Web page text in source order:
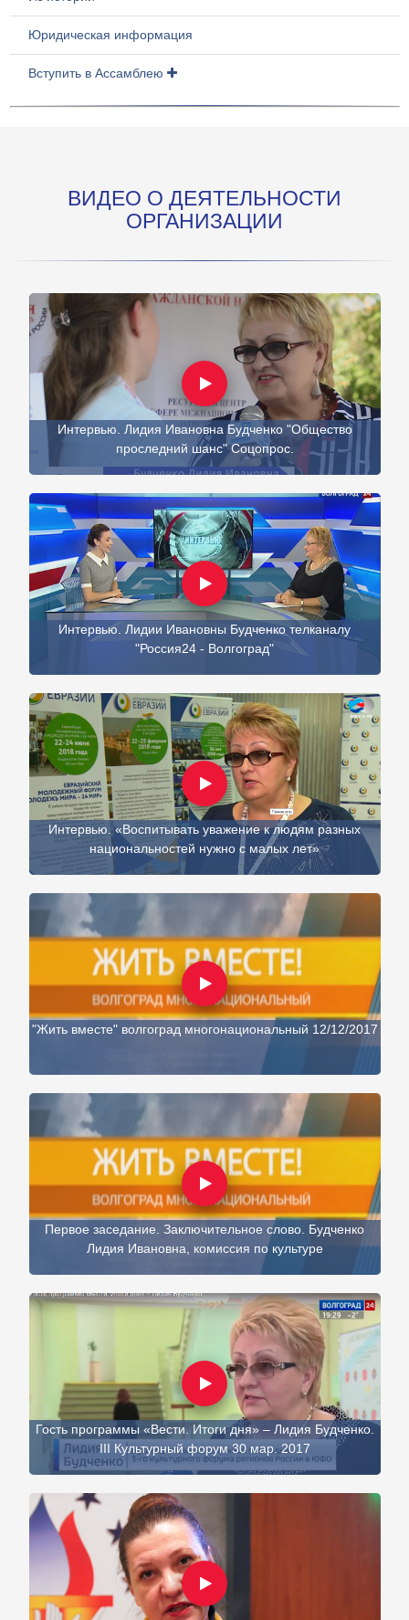
Юридическая информация
Вступить в Ассамблею
ВИДЕО О ДЕЯТЕЛЬНОСТИ
ОРГАНИЗАЦИИ
Интервью. Лидия Ивановна Будченко "Общество
проследний шанс" Соцопрос.
Интервью. Лидии Ивановны Будченко телканалу
"Россия24 - Волгоград"
Интервью. «Воспитывать уважение к людям разных
национальностей нужно с малых лет»
"Жить вместе" волгоград многонациональный 12/12/2017
Первое заседание. Заключительное слово. Будченко
Лидия Ивановна, комиссия по культуре
Гость программы «Вести. Итоги дня» – Лидия Будченко.
III Культурный форум 30 мар. 2017